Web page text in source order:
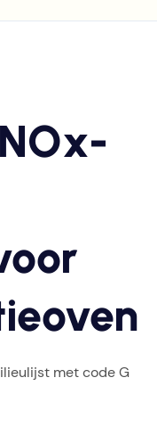
met code G